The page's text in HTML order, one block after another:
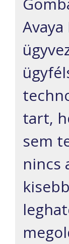
tart,
sem
nincs